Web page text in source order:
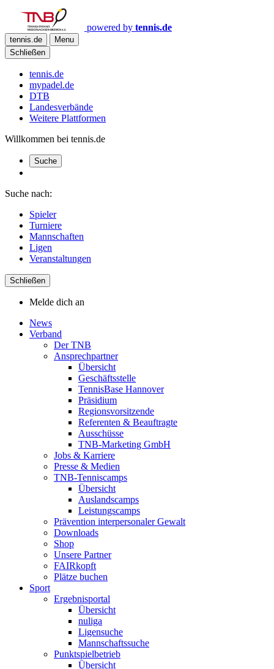
powered by tennis.de
tennis.de
Menu
Schließen
tennis.de
mypadel.de
DTB
Landesverbände
Weitere Plattformen
Willkommen bei tennis.de
Suche
Suche nach:
Spieler
Turniere
Mannschaften
Ligen
Veranstaltungen
Schließen
Melde dich an
News
Verband
Der TNB
Ansprechpartner
Übersicht
Geschäftsstelle
TennisBase Hannover
Präsidium
Regionsvorsitzende
Referenten & Beauftragte
Ausschüsse
TNB-Marketing GmbH
Jobs & Karriere
Presse & Medien
TNB-Tenniscamps
Übersicht
Auslandscamps
Leistungscamps
Prävention interpersonaler Gewalt
Downloads
Shop
Unsere Partner
FAIRkopft
Plätze buchen
Sport
Ergebnisportal
Übersicht
nuliga
Ligensuche
Mannschaftssuche
Punktspielbetrieb
Übersicht